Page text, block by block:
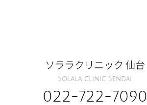
ソララクリニック 仙台
Solala clinic Sendai
022-722-7090